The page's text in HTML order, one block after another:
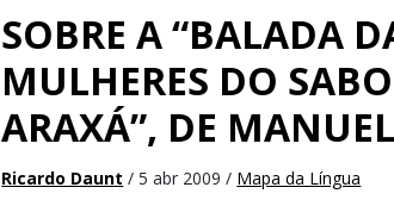
SOBRE A “BALADA
MULHERES DO
ARAXÁ”, DE
Ricardo Daunt / 5 abr 2009 / Mapa da Língua